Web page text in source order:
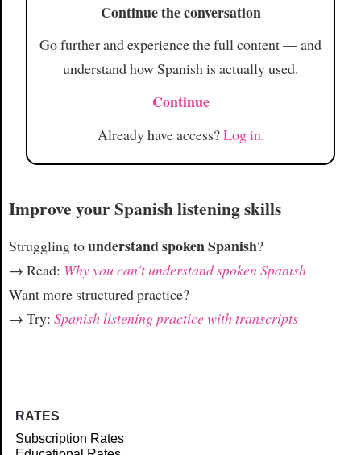
Continue the conversation
Go further and experience the full content — and
understand how Spanish is actually used.
Continue
Already have access?Log in.
Improve your Spanish listening skills
Struggling tounderstand spoken Spanish?
→ Read: Why you can't understand spoken Spanish
Want more structured practice?
→ Try: Spanish listening practice with transcripts
RATES
Subscription Rates